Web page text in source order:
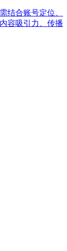
结合账号定位、
容吸引力、传播